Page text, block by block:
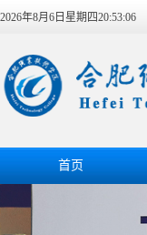
2026年8月6日星期四20:53:06
首页